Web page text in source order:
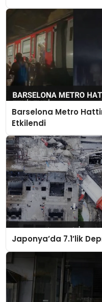
Barselona Metro
Etkilendi
Japonya’da 7.1’lik